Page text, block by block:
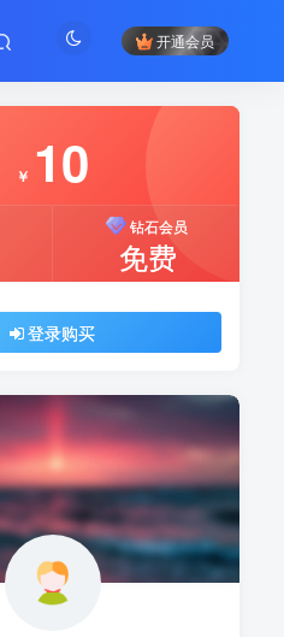
开通会员
￥ 10
钻石会员
免费
登录购买